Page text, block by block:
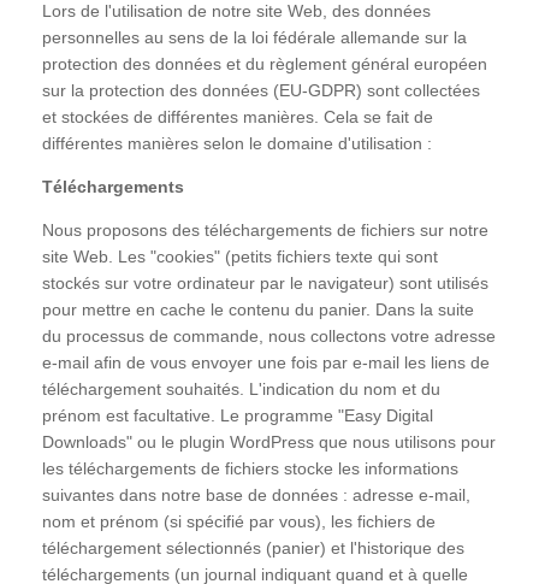
Lors de l'utilisation de notre site Web, des données
personnelles au sens de la loi fédérale allemande sur la
protection des données et du règlement général européen
sur la protection des données (EU-GDPR) sont collectées
et stockées de différentes manières. Cela se fait de
différentes manières selon le domaine d'utilisation :
Téléchargements
Nous proposons des téléchargements de fichiers sur notre
site Web. Les "cookies" (petits fichiers texte qui sont
stockés sur votre ordinateur par le navigateur) sont utilisés
pour mettre en cache le contenu du panier. Dans la suite
du processus de commande, nous collectons votre adresse
e-mail afin de vous envoyer une fois par e-mail les liens de
téléchargement souhaités. L'indication du nom et du
prénom est facultative. Le programme "Easy Digital
Downloads" ou le plugin WordPress que nous utilisons pour
les téléchargements de fichiers stocke les informations
suivantes dans notre base de données : adresse e-mail,
nom et prénom (si spécifié par vous), les fichiers de
téléchargement sélectionnés (panier) et l'historique des
téléchargements (un journal indiquant quand et à quelle